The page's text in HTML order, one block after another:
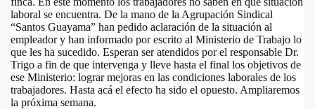
laboral se encuentra. De la mano de la Agrupación Sindical
“Santos Guayama” han pedido aclaración de la situación al
empleador y han informado por escrito al Ministerio de Trabajo lo
que les ha sucedido. Esperan ser atendidos por el responsable Dr.
Trigo a fin de que intervenga y lleve hasta el final los objetivos de
ese Ministerio: lograr mejoras en las condiciones laborales de los
trabajadores. Hasta acá el efecto ha sido el opuesto. Ampliaremos
la próxima semana.